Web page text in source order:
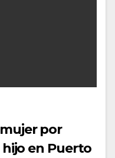
por
en Puerto